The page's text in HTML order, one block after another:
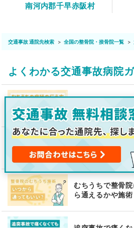
南河内郡千早赤阪村
交通事故 通院先検索 全国の整骨院・接骨院一覧
よくわかる交通事故病院
むちうちの症状
え方が重要な理
腰椎捻挫とは？
ハビリも解説！
むちうちで整骨
ら通えるかや施術